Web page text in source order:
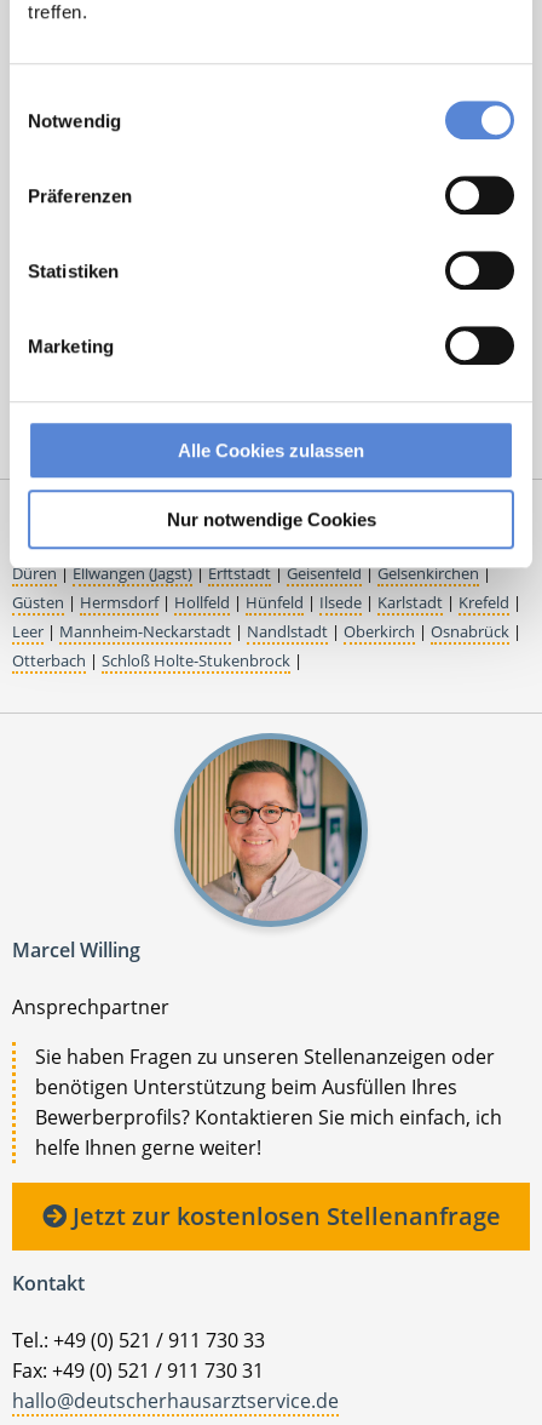
treffen.
Notwendig
Präferenzen
Statistiken
Marketing
Alle Cookies zulassen
Nur notwendige Cookies
Weiterbildungsassistent (m/w/d) in Voll-
Enz
in Vaihingen an der Enz in Voll- oder
öffentlichen Verkehrsmitteln, Moderne /
23 24
Weiterbildungsassistent Allgemeinmedizin Stellenangebote in:
Albstadt|Baesweiler|Balve|Bernburg|Detmold|Dillenburg|
Düren|Ellwangen (Jagst)|Erftstadt|Geisenfeld|Gelsenkirchen|
Güsten | Hermsdorf| Hollfeld | Hünfeld | Ilsede | Karlstadt | Krefeld |
Leer | Mannheim-Neckarstadt | Nandlstadt | Oberkirch | Osnabrück |
Otterbach | Schloß Holte-Stukenbrock |
Marcel Willing
Ansprechpartner
Sie haben Fragen zu unseren Stellenanzeigen oder
benötigen Unterstützung beim Ausfüllen Ihres
Bewerberprofils? Kontaktieren Sie mich einfach, ich
helfe Ihnen gerne weiter!
Jetzt zur kostenlosen Stellenanfrage
Kontakt
Tel.: +49 (0) 521 / 911 730 33
Fax: +49 (0) 521 / 911 730 31
hallo@deutscherhausarztservice.de